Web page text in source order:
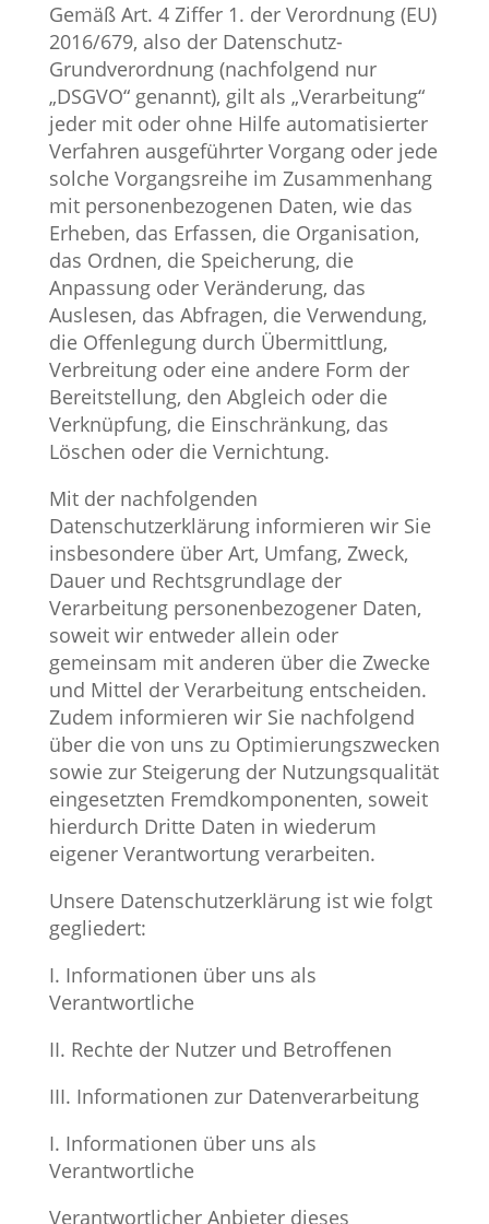
Gemäß Art. 4 Ziffer 1. der Verordnung (EU)
2016/679, also der Datenschutz-
Grundverordnung (nachfolgend nur
„DSGVO“ genannt), gilt als „Verarbeitung“
jeder mit oder ohne Hilfe automatisierter
Verfahren ausgeführter Vorgang oder jede
solche Vorgangsreihe im Zusammenhang
mit personenbezogenen Daten, wie das
Erheben, das Erfassen, die Organisation,
das Ordnen, die Speicherung, die
Anpassung oder Veränderung, das
Auslesen, das Abfragen, die Verwendung,
die Offenlegung durch Übermittlung,
Verbreitung oder eine andere Form der
Bereitstellung, den Abgleich oder die
Verknüpfung, die Einschränkung, das
Löschen oder die Vernichtung.
Mit der nachfolgenden
Datenschutzerklärung informieren wir Sie
insbesondere über Art, Umfang, Zweck,
Dauer und Rechtsgrundlage der
Verarbeitung personenbezogener Daten,
soweit wir entweder allein oder
gemeinsam mit anderen über die Zwecke
und Mittel der Verarbeitung entscheiden.
Zudem informieren wir Sie nachfolgend
über die von uns zu Optimierungszwecken
sowie zur Steigerung der Nutzungsqualität
eingesetzten Fremdkomponenten, soweit
hierdurch Dritte Daten in wiederum
eigener Verantwortung verarbeiten.
Unsere Datenschutzerklärung ist wie folgt
gegliedert:
I. Informationen über uns als
Verantwortliche
II. Rechte der Nutzer und Betroffenen
III. Informationen zur Datenverarbeitung
I. Informationen über uns als
Verantwortliche
Verantwortlicher Anbieter dieses